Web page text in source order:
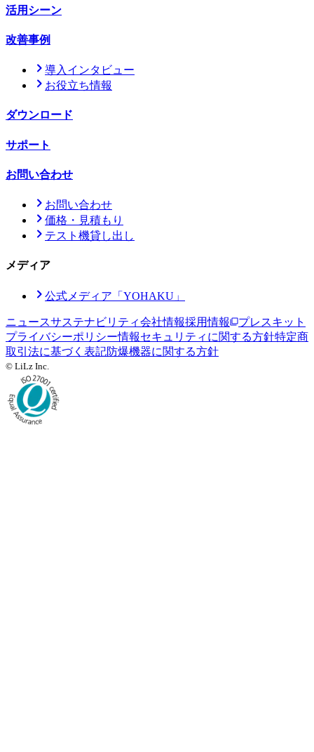
活用シーン
改善事例
導入インタビュー
お役立ち情報
ダウンロード
サポート
お問い合わせ
お問い合わせ
価格・見積もり
テスト機貸し出し
メディア
公式メディア「YOHAKU」
ニュースサステナビリティ会社情報採用情報
プレスキット
プライバシーポリシー情報セキュリティに関する方針特定商
取引法に基づく表記防爆機器に関する方針
© LiLz Inc.